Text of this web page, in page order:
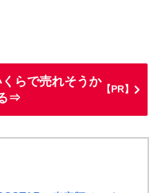
らで売れそうか
⇒
【PR】